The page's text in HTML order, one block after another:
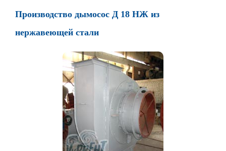
Производство дымосос Д 18 НЖ из
нержавеющей стали